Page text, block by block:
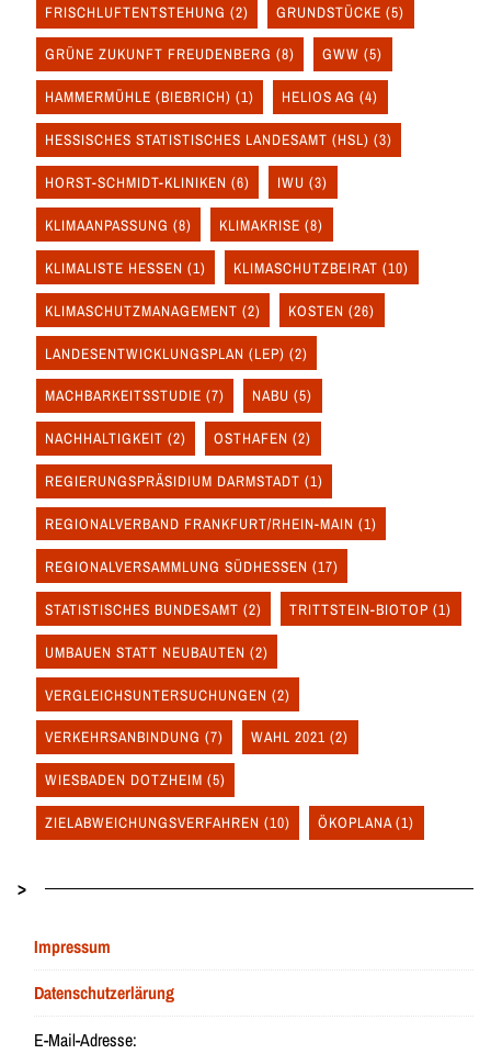
FRISCHLUFTENTSTEHUNG (2) GRUNDSTÜCKE (5)
GRÜNE ZUKUNFT FREUDENBERG (8) GWW (5)
HAMMERMÜHLE (BIEBRICH) (1) HELIOS AG (4)
HESSISCHES STATISTISCHES LANDESAMT (HSL) (3)
HORST-SCHMIDT-KLINIKEN (6) IWU (3)
KLIMAANPASSUNG (8) KLIMAKRISE (8)
KLIMALISTE HESSEN (1) KLIMASCHUTZBEIRAT (10)
KLIMASCHUTZMANAGEMENT (2) KOSTEN (26)
LANDESENTWICKLUNGSPLAN (LEP) (2)
MACHBARKEITSSTUDIE (7) NABU (5)
NACHHALTIGKEIT (2) OSTHAFEN (2)
REGIERUNGSPRÄSIDIUM DARMSTADT (1)
REGIONALVERBAND FRANKFURT/RHEIN-MAIN (1)
REGIONALVERSAMMLUNG SÜDHESSEN (17)
STATISTISCHES BUNDESAMT (2) TRITTSTEIN-BIOTOP (1)
UMBAUEN STATT NEUBAUTEN (2)
VERGLEICHSUNTERSUCHUNGEN (2)
VERKEHRSANBINDUNG (7) WAHL 2021 (2)
WIESBADEN DOTZHEIM (5)
ZIELABWEICHUNGSVERFAHREN (10) ÖKOPLANA(1)
>
Impressum
Datenschutzerlärung
E-Mail-Adresse: